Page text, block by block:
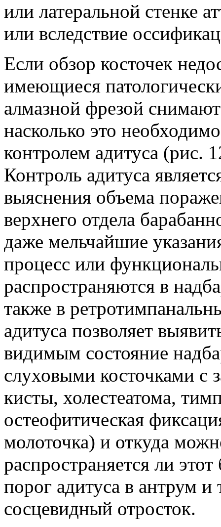
или латеральной стенке
или вследствие
Если обзор косточек
имеющиеся
алмазной фрезой
насколько это
контролем адитуса (рис.
Контроль адитуса
выяснения объема
верхнего отдела
даже мельчайшие
процесс или
распространяются в
также в
адитуса позволяет
видимым состояние
слуховыми косточками с
кисты, холестеатома,
остеофитическая
молоточка) и откуда
распространяется ли
порог адитуса в антрум
сосцевидный отросток.